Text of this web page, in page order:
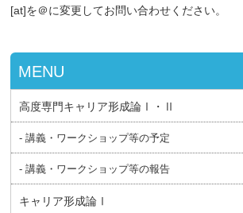
[at]を＠に変更してお問い合わせください。
MENU
高度専門キャリア形成論Ⅰ・Ⅱ
- 講義・ワークショップ等の予定
- 講義・ワークショップ等の報告
キャリア形成論Ⅰ